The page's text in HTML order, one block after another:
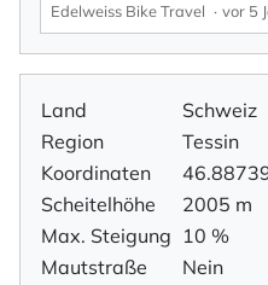
Edelweiss Bike Travel vor 5
Land
Schweiz
Region
Tessin
Koordinaten
Scheitelhöhe
2005 m
Max. Steigung 10 %
Mautstraße
Nein